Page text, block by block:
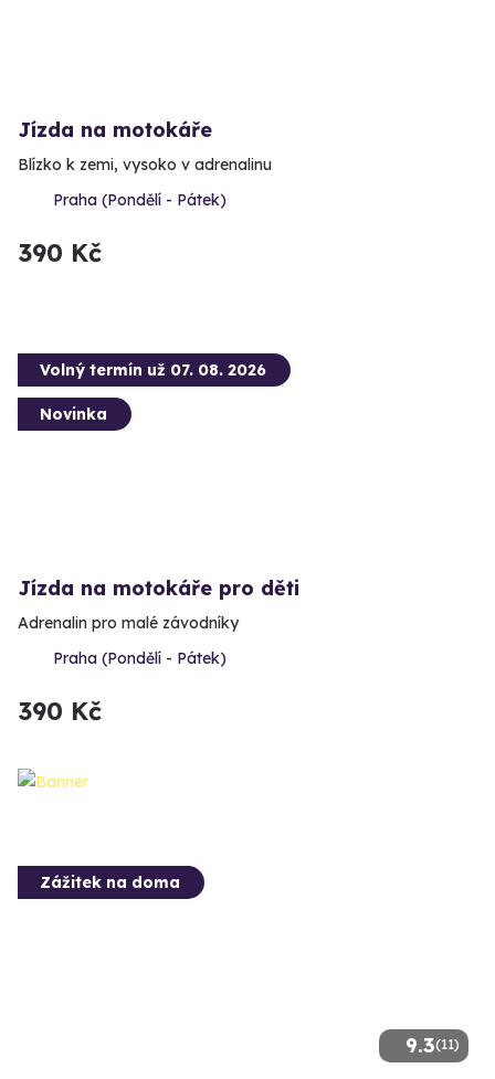
Jízda na motokáře
Blízko k zemi, vysoko v adrenalinu
Praha (Pondělí - Pátek)
390 Kč
Volný termín už 07. 08. 2026
Novinka
Jízda na motokáře pro děti
Adrenalin pro malé závodníky
Praha (Pondělí - Pátek)
390 Kč
9.3(11)
Zážitek na doma